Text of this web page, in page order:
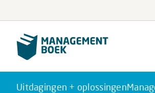
Uitdagingen + oplossingen